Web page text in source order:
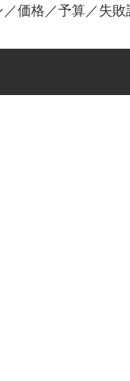
／価格／予算／失敗